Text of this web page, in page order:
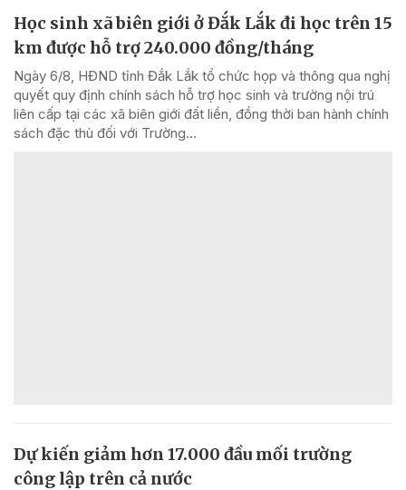
Học sinh xã biên giới ở Đắk Lắk đi học trên 15
km được hỗ trợ 240.000 đồng/tháng
Ngày 6/8, HĐND tỉnh Đắk Lắk tổ chức họp và thông qua nghị
quyết quy định chính sách hỗ trợ học sinh và trường nội trú
liên cấp tại các xã biên giới đất liền, đồng thời ban hành chính
sách đặc thù đối với Trường...
Dự kiến giảm hơn 17.000 đầu mối trường
công lập trên cả nước